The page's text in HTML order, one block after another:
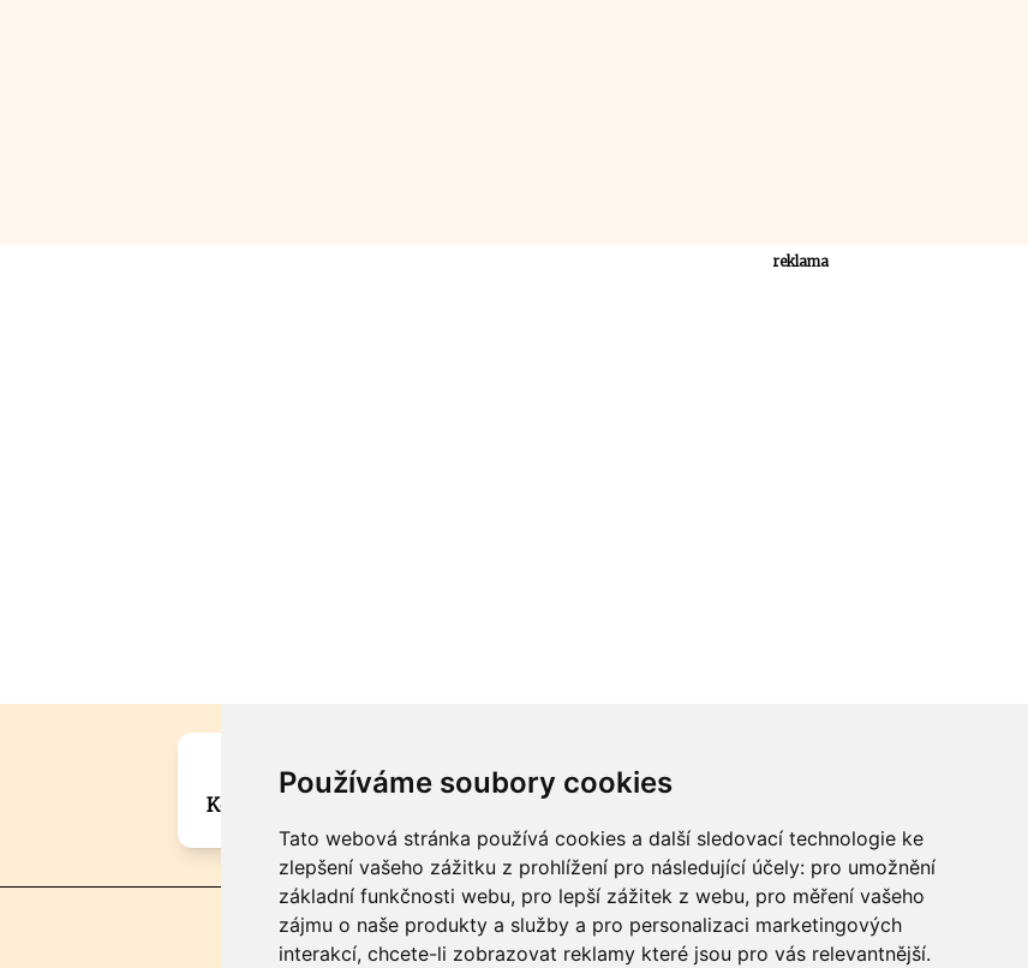
Používáme soubory cookies
Tato webová stránka používá cookies a další sledovací technologie ke
zlepšení vašeho zážitku z prohlížení pro následující účely: pro umožnění
základní funkčnosti webu, pro lepší zážitek z webu, pro měření vašeho
zájmu o naše produkty a služby a pro personalizaci marketingových
interakcí, chcete-li zobrazovat reklamy které jsou pro vás relevantnější.
reklama
Máte zajímavou informaci? Chcete spolupracovat?
Kontaktujte šéfredaktora Martina Chalupu: